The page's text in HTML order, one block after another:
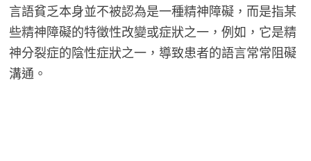
言語貧乏本身並不被認為是一種精神障礙，而是指某
些精神障礙的特徵性改變或症狀之一，例如，它是精
神分裂症的陰性症狀之一，導致患者的語言常常阻礙
溝通。